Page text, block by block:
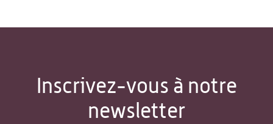
Inscrivez-vous à notre
newsletter